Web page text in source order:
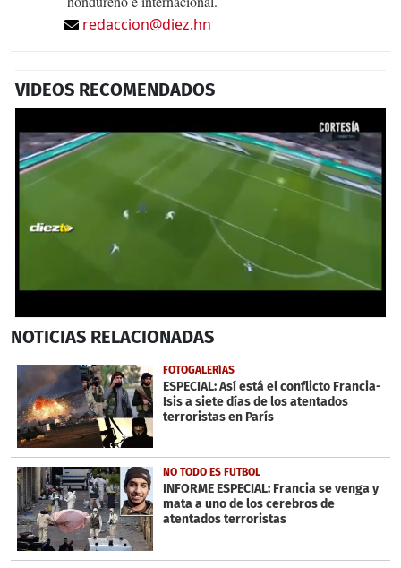
redaccion@diez.hn
VIDEOS RECOMENDADOS
seconds
40
seconds
NOTICIAS RELACIONADAS
FOTOGALERÍAS
ESPECIAL: Así está el conflicto Francia-
Isis a siete días de los atentados
terroristas en París
NO TODO ES FUTBOL
INFORME ESPECIAL: Francia se venga y
mata a uno de los cerebros de
atentados terroristas